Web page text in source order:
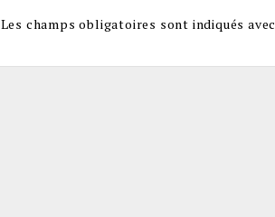
Les champs obligatoires sont indiqués avec